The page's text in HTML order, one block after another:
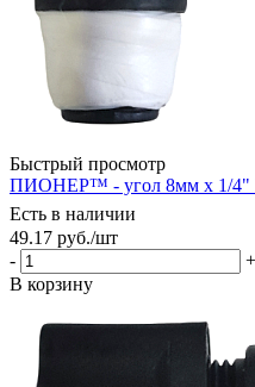
Быстрый просмотр
ПИОНЕР™ - угол 8мм х 1/
Есть в наличии
49.17 руб./шт
-
+
В корзину